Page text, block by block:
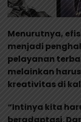
Menurutnya,
menjadi
pelayanan
melainkan
kreativitas di
“Intinya kita